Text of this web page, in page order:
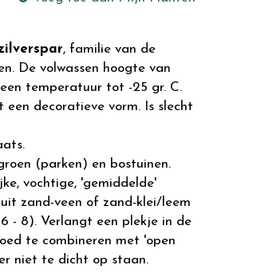
, familie van de
De volwassen hoogte van
temperatuur tot -25 gr. C.
decoratieve vorm. Is slecht
(parken) en bostuinen.
vochtige, 'gemiddelde'
zand-veen of zand-klei/leem
- 8). Verlangt een plekje in de
te combineren met 'open
niet te dicht op staan.